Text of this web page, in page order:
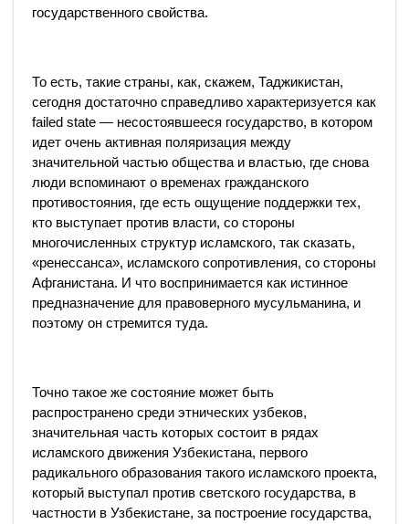
государственного свойства.
То есть, такие страны, как, скажем, Таджикистан,
сегодня достаточно справедливо характеризуется как
failed state — несостоявшееся государство, в котором
идет очень активная поляризация между
значительной частью общества и властью, где снова
люди вспоминают о временах гражданского
противостояния, где есть ощущение поддержки тех,
кто выступает против власти, со стороны
многочисленных структур исламского, так сказать,
«ренессанса», исламского сопротивления, со стороны
Афганистана. И что воспринимается как истинное
предназначение для правоверного мусульманина, и
поэтому он стремится туда.
Точно такое же состояние может быть
распространено среди этнических узбеков,
значительная часть которых состоит в рядах
исламского движения Узбекистана, первого
радикального образования такого исламского проекта,
который выступал против светского государства, в
частности в Узбекистане, за построение государства,